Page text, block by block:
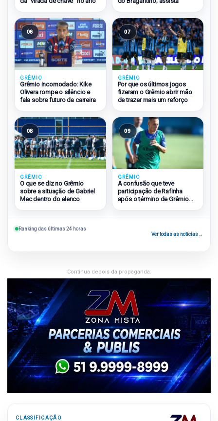
06
GRÊMIO
Grêmio incomodado: Kike
Olivera rompe o silêncio e
fala sobre futuro da carreira
07
GRÊMIO
Por que os últimos jogos
fizeram o Grêmio abrir mão
de trazer mais um reforço
08
GRÊMIO
O que se diz no Grêmio
sobre a situação de Gabriel
Mec dentro do elenco
09
GRÊMIO
A confusão que teve
participação de Rafinha
após o término de Grêmio
Ranking das últimas 24 horas
Ver todas as notícias→
Continua depois da propaganda.
CLASSIFICAÇÃO